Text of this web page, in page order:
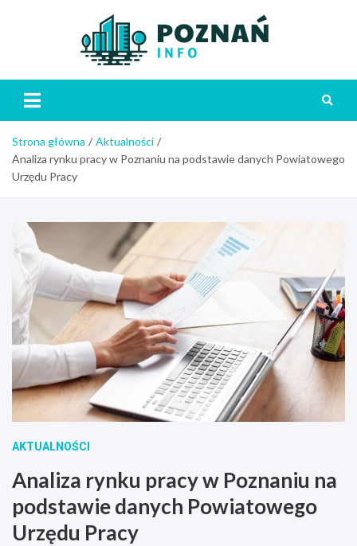
Strona główna
Aktualności
Analiza rynku pracy w Poznaniu na podstawie danych Powiatowego
Urzędu Pracy
AKTUALNOŚCI
Analiza rynku pracy w Poznaniu na
podstawie danych Powiatowego
Urzędu Pracy